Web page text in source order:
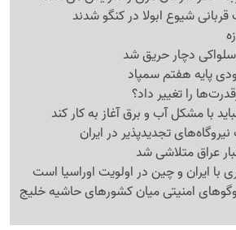
دچار حریق شد
پایه هفتم سمپاد
را تغییر داد؟
با مشکل آب و برق آغاز به کار کند
تجدیدپذیر در ایران
عراق متلاشی شد
با ایران و چین در اولویت اوراسیا است
امنیتی میان کشورهای حاشیه خلیج